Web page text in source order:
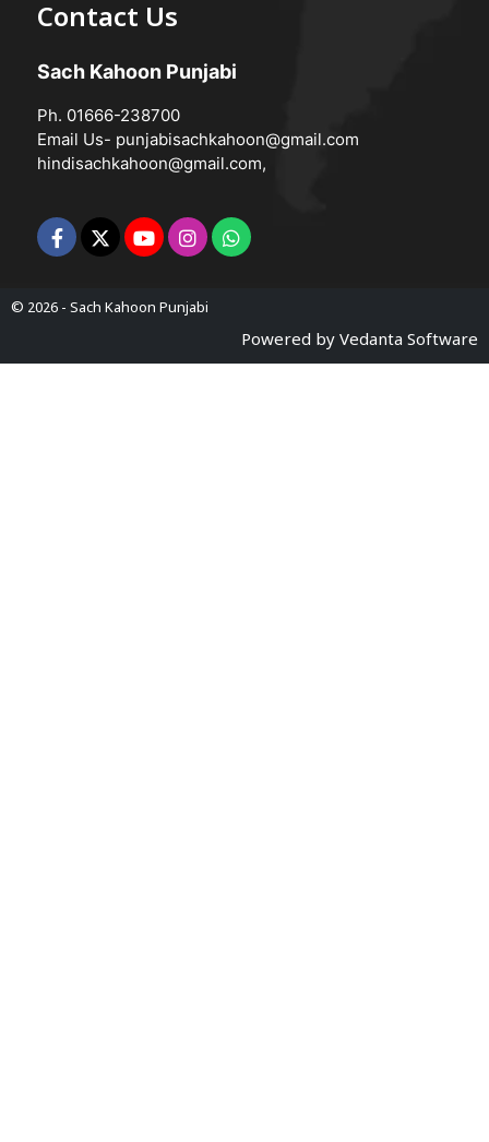
Contact Us
Sach Kahoon Punjabi
Ph. 01666-238700
Email Us- punjabisachkahoon@gmail.com
hindisachkahoon@gmail.com,
© 2026 - Sach Kahoon Punjabi
Powered by Vedanta Software